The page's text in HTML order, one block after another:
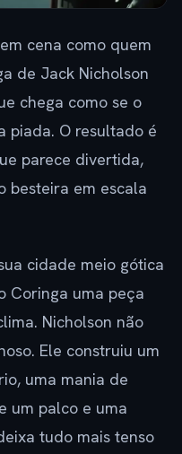
cena como quem
de Jack Nicholson
chega como se o
piada. O resultado é
parece divertida,
besteira em escala
cidade meio gótica
Coringa uma peça
Nicholson não
Ele construiu um
uma mania de
um palco e uma
tudo mais tenso